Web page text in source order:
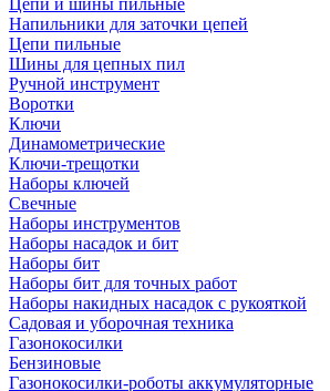
Цепи и шины пильные
Напильники для заточки цепей
Цепи пильные
Шины для цепных пил
Ручной инструмент
Воротки
Ключи
Динамометрические
Ключи-трещотки
Наборы ключей
Свечные
Наборы инструментов
Наборы насадок и бит
Наборы бит
Наборы бит для точных работ
Наборы накидных насадок с рукояткой
Садовая и уборочная техника
Газонокосилки
Бензиновые
Газонокосилки-роботы аккумуляторные